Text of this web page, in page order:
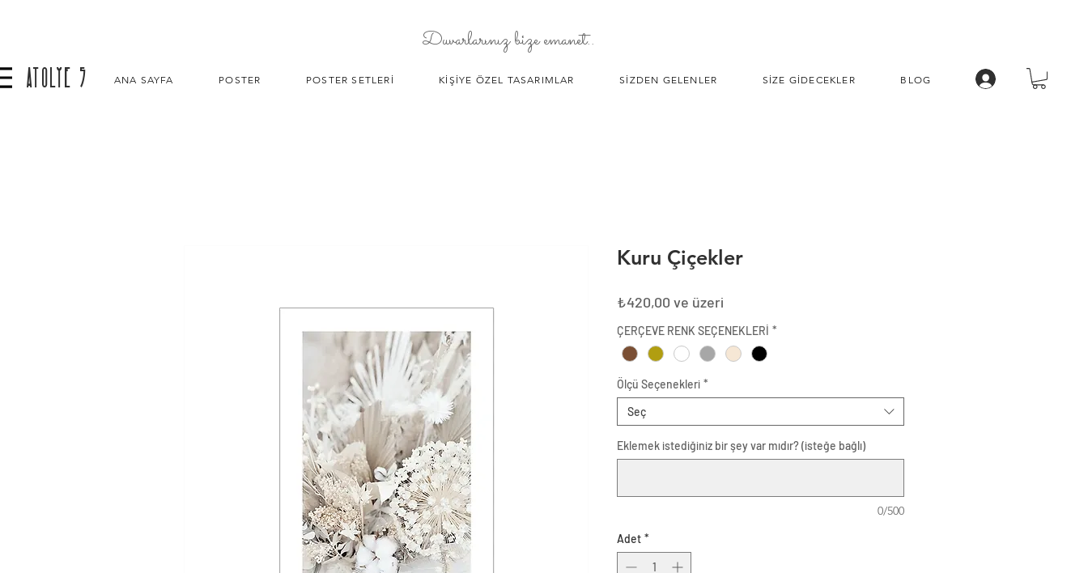
Duvarlarınız bize emanet..
ATOLYE 5 ANA SAYFA POSTER POSTER SETLERİ KİŞİYE ÖZEL TASARIMLAR SİZDEN GELENLER SİZE GİDECEKLER BLOG
Kuru Çiçekler
₺420,00 ve üzeri
ÇERÇEVE RENK SEÇENEKLERİ *
Ölçü Seçenekleri *
Seç
Eklemek istediğiniz bir şey var mıdır? (isteğe bağlı)
0/500
Adet *